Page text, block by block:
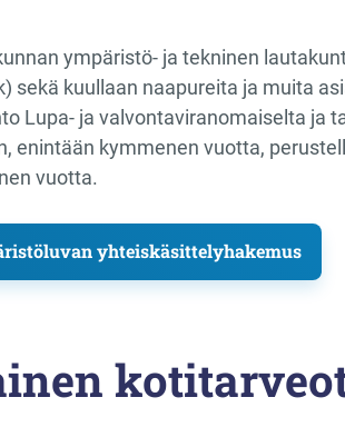
ympäristö- ja tekninen
sekä kuullaan naapureita ja muita
Lupa- ja valvontaviranomaiselta ja
enintään kymmenen vuotta,
vuotta.
yhteiskäsittelyhakemus